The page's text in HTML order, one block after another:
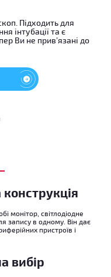
Підходить для
інтубації та є
Ви не прив’язані до
монітор, світлодіодне
запису в одному. Він дає
пристроїв і
вибір